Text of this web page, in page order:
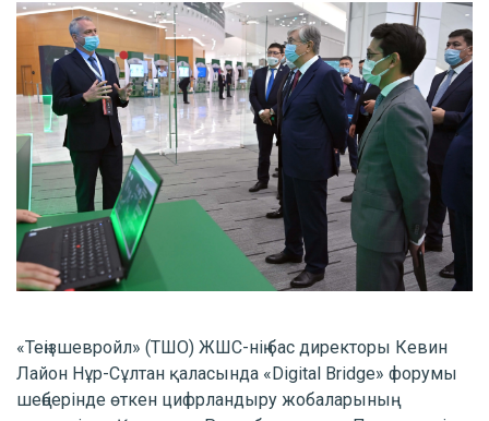
«Теңізшевройл» (ТШО) ЖШС-нің бас директоры Кевин
Лайон Нұр-Сұлтан қаласында «Digital Bridge» форумы
шеңберінде өткен цифрландыру жобаларының